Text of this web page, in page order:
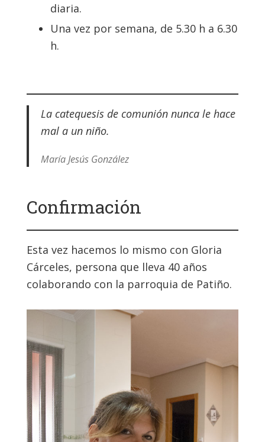
diaria.
Una vez por semana, de 5.30 h a 6.30
h.
La catequesis de comunión nunca le hace
mal a un niño.
María Jesús González
Confirmación
Esta vez hacemos lo mismo con Gloria
Cárceles, persona que lleva 40 años
colaborando con la parroquia de Patiño.